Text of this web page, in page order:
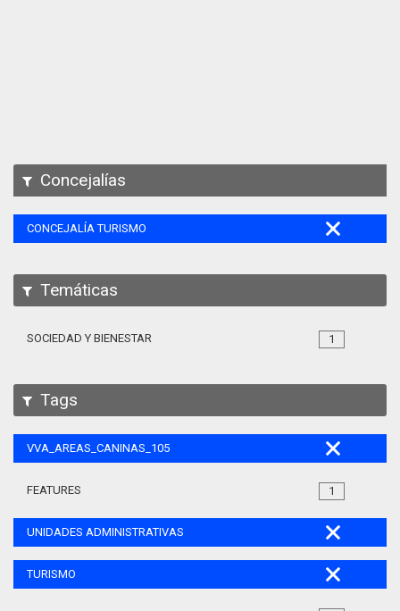
Concejalías
CONCEJALÍA TURISMO
Temáticas
1
SOCIEDAD Y BIENESTAR
Tags
VVA_AREAS_CANINAS_105
1
FEATURES
UNIDADES ADMINISTRATIVAS
TURISMO